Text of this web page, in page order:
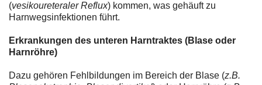
(vesikoureteraler Reflux) kommen, was gehäuft zu
Harnwegsinfektionen führt.
Erkrankungen des unteren Harntraktes (Blase oder
Harnröhre)
Dazu gehören Fehlbildungen im Bereich der Blase (z.B.